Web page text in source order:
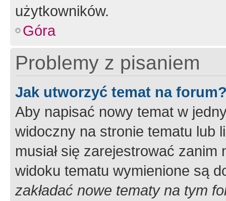
użytkowników.
Góra
Problemy z pisaniem
Jak utworzyć temat na
Aby napisać nowy temat w
widoczny na stronie tematu lub
musiał się zarejestrować
widoku tematu wymienione są
zakładać nowe tematy na tym